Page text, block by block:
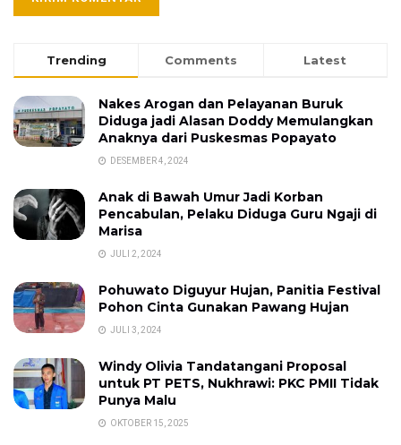
Trending Comments Latest
Nakes Arogan dan Pelayanan Buruk
Diduga jadi Alasan Doddy Memulangkan
Anaknya dari Puskesmas Popayato
DESEMBER 4, 2024
Anak di Bawah Umur Jadi Korban
Pencabulan, Pelaku Diduga Guru Ngaji di
Marisa
JULI 2, 2024
Pohuwato Diguyur Hujan, Panitia Festival
Pohon Cinta Gunakan Pawang Hujan
JULI 3, 2024
Windy Olivia Tandatangani Proposal
untuk PT PETS, Nukhrawi: PKC PMII Tidak
Punya Malu
OKTOBER 15, 2025